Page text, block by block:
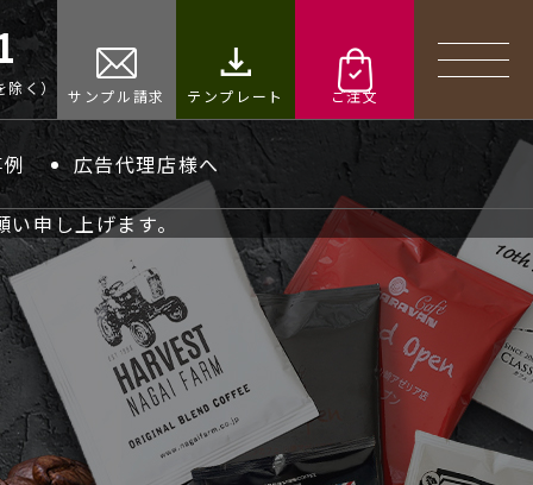
く） サンプル請求 テンプレート ご注文
広告代理店様へ
申し上げます。